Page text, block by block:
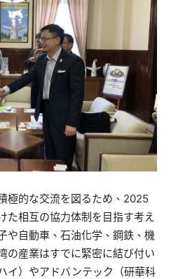
極的な交流を図るため、2025
た相互の協力体制を目指す考え
や自動車、石油化学、鋼鉄、機
の産業はすでに緊密に結び付い
イ）やアドバンテック（研華科